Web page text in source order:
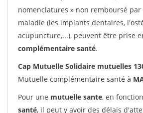
nomenclatures » non remboursé par
maladie (les implants dentaires,
acupuncture,...), peuvent être prise
complémentaire santé.
Cap Mutuelle Solidaire mutuelles
Mutuelle complémentaire santé à
Pour une mutuelle sante, en
santé, il peut y avoir des délais